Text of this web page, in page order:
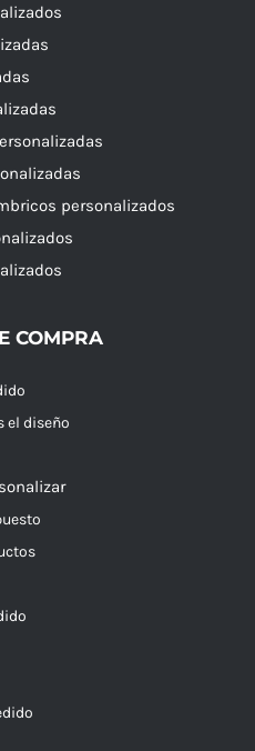
personalizados
COMPRA
el diseño